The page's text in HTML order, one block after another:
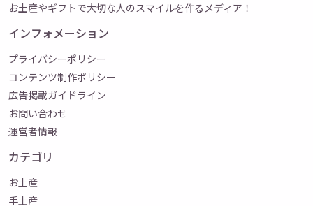
お土産やギフトで大切な人のスマイルを作るメディア！
インフォメーション
プライバシーポリシー
コンテンツ制作ポリシー
広告掲載ガイドライン
お問い合わせ
運営者情報
カテゴリ
お土産
手土産